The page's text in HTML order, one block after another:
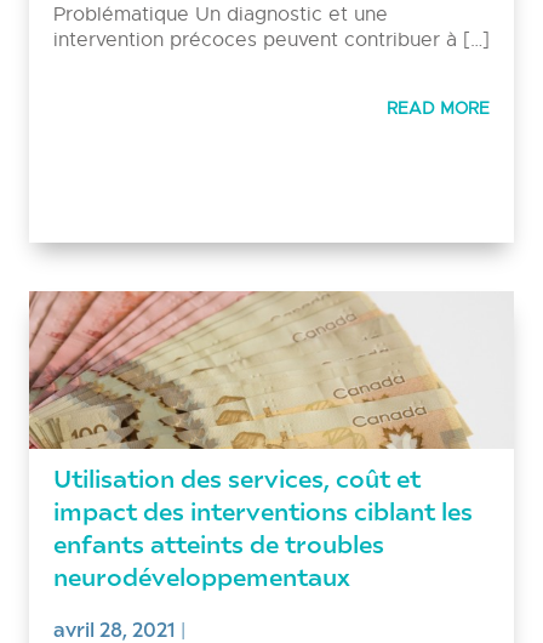
Problématique Un diagnostic et une
intervention précoces peuvent contribuer à […]
READ MORE
Utilisation des services, coût et
impact des interventions ciblant les
enfants atteints de troubles
neurodéveloppementaux
avril 28, 2021 |